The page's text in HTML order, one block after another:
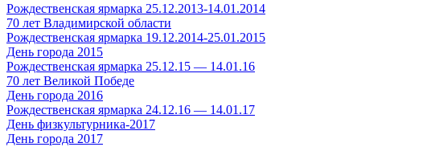
Рождественская ярмарка 25.12.2013-14.01.2014
70 лет Владимирской области
Рождественская ярмарка 19.12.2014-25.01.2015
День города 2015
Рождественская ярмарка 25.12.15 — 14.01.16
70 лет Великой Победе
День города 2016
Рождественская ярмарка 24.12.16 — 14.01.17
День физкультурника-2017
День города 2017